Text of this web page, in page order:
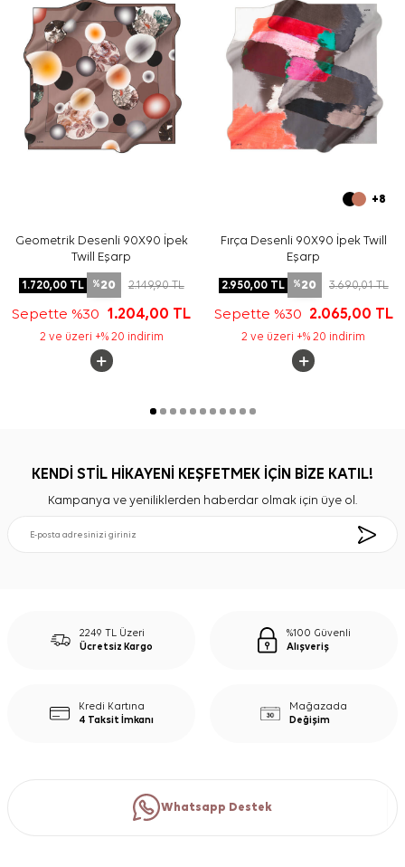
Geometrik Desenli 90X90 İpek
Twill Eşarp
1.720,00TL %20 2.149,90TL
Sepette %30 1.204,00 TL
2 ve üzeri +% 20 indirim
+8
Fırça Desenli 90X90 İpek Twill
Eşarp
2.950,00TL %20 3.690,01TL
Sepette %30 2.065,00 TL
2 ve üzeri +% 20 indirim
KENDİ STİL HİKAYENİ KEŞFETMEK İÇİN BİZE KATIL!
Kampanya ve yeniliklerden haberdar olmak için üye ol.
2249 TL Üzeri
Ücretsiz Kargo
%100 Güvenli
Alışveriş
Kredi Kartına
4 Taksit İmkanı
Mağazada
Değişim
Whatsapp Destek